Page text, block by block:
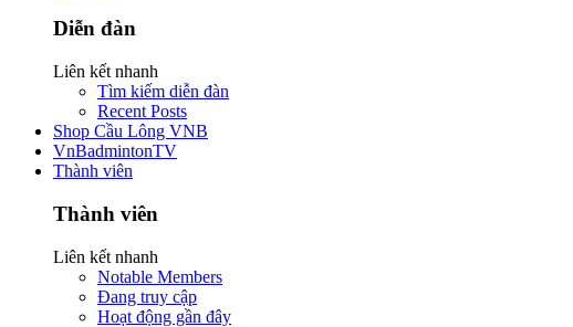
Diễn đàn
Liên kết nhanh
Tìm kiếm diễn đàn
Recent Posts
Shop Cầu Lông VNB
VnBadmintonTV
Thành viên
Thành viên
Liên kết nhanh
Notable Members
Đang truy cập
Hoạt động gần đây